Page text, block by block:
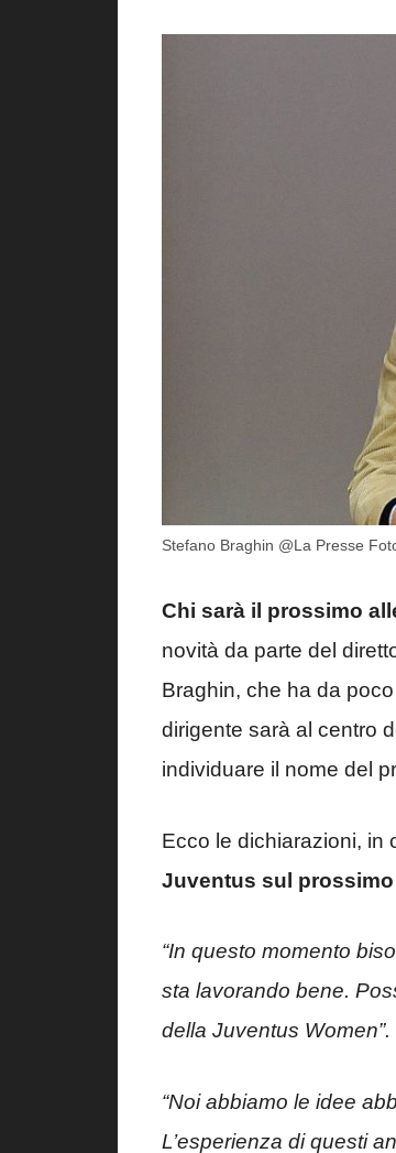
Stefano Braghin @La Presse
Chi sarà il prossimo
novità da parte del
Braghin, che ha da
dirigente sarà al centro
individuare il nome del
Ecco le dichiarazioni, in
Juventus sul
“In questo momento
sta lavorando bene.
della Juventus Women”.
“Noi abbiamo le idee
L’esperienza di questi